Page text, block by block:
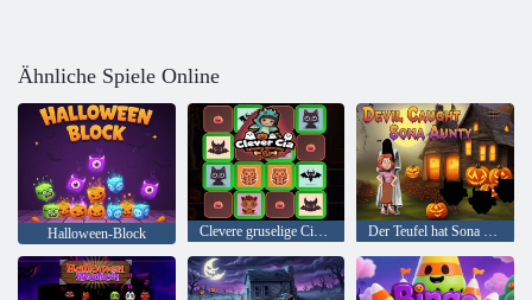
Ähnliche Spiele Online
Halloween-Block Clevere gruselige Cia-Erinnerung Der Teufel hat Sona Tante erwischt